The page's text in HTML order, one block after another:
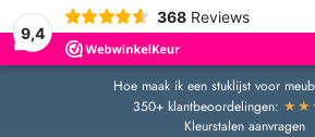
9,4
368 Reviews
Hoe maak ik een stuklijst voor
350+ klantbeoordelingen:
Kleurstalen aanvragen